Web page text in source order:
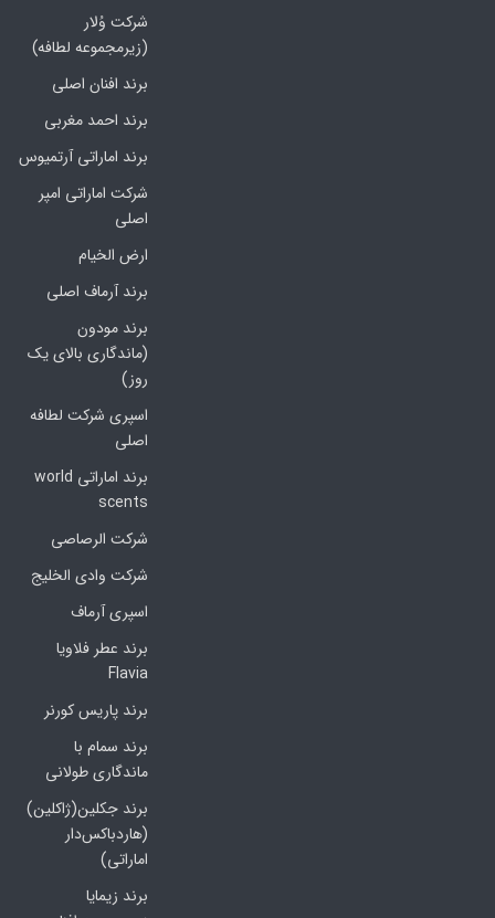
شرکت وُلار
(زیرمجموعه لطافه)
برند افنان اصلی
برند احمد مغربی
برند اماراتی آرتمیوس
شرکت اماراتی امپر
اصلی
ارض الخیام
برند آرماف اصلی
برند مودون
(ماندگاری بالای یک
روز)
اسپری شرکت لطافه
اصلی
برند اماراتی world
scents
شرکت الرصاصی
شرکت وادی الخلیج
اسپری آرماف
برند عطر فلاویا
Flavia
برند پاریس کورنر
برند سمام با
ماندگاری طولانی
برند جکلین(ژاکلین)
(هاردباکس‌دار
اماراتی)
برند زیمایا